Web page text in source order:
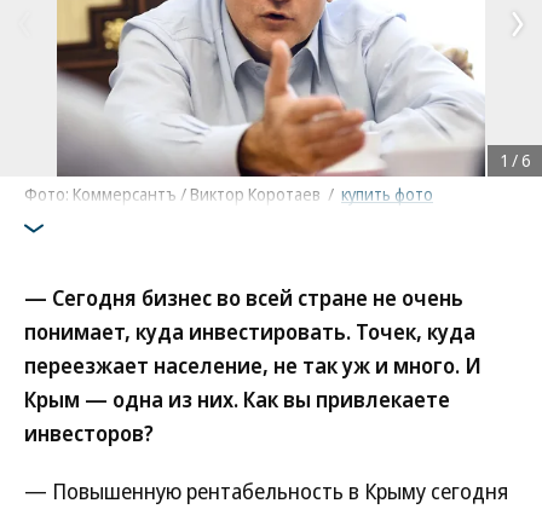
Фото: Коммерсантъ / Виктор Коротаев / купить фото
1 /6
— Сегодня бизнес во всей стране не очень
понимает, куда инвестировать. Точек, куда
переезжает население, не так уж и много. И
Крым — одна из них. Как вы привлекаете
инвесторов?
— Повышенную рентабельность в Крыму сегодня